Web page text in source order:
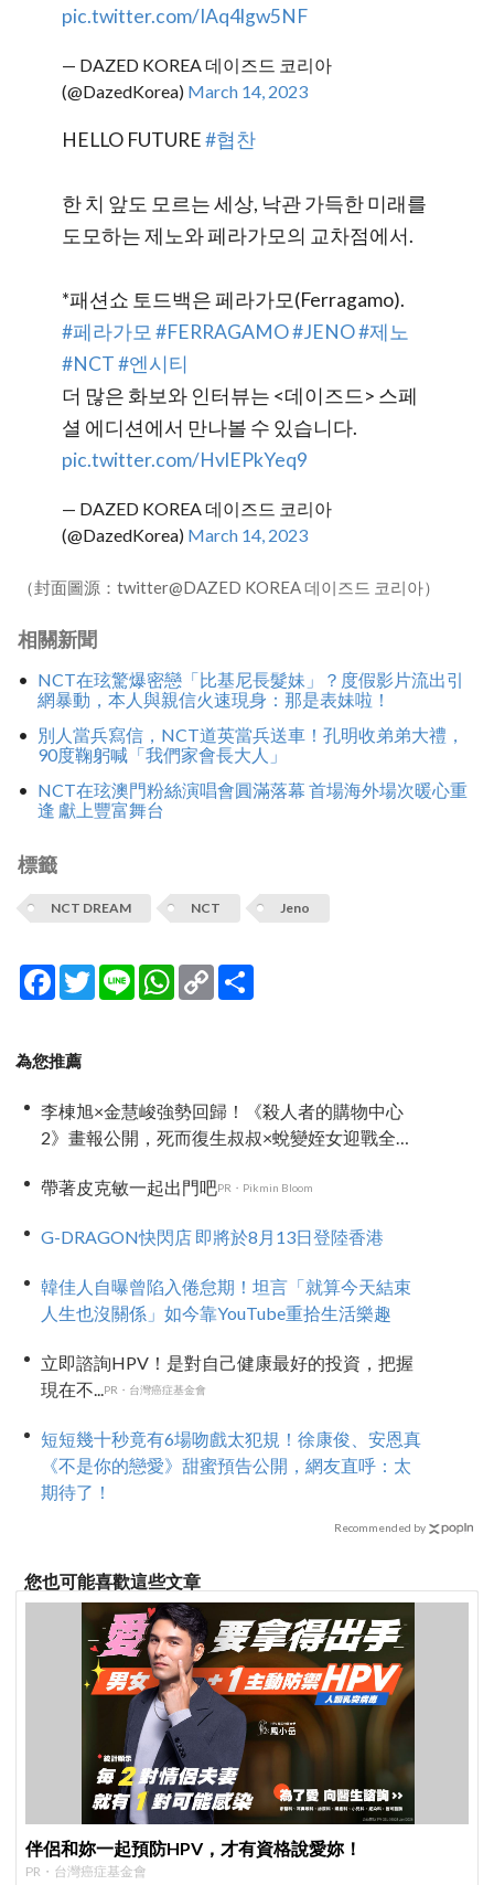
pic.twitter.com/IAq4lgw5NF
— DAZED KOREA 데이즈드 코리아
(@DazedKorea) March 14, 2023
HELLO FUTURE#협찬
한 치 앞도 모르는 세상, 낙관 가득한 미래를
도모하는 제노와 페라가모의 교차점에서.
*패션쇼 토드백은 페라가모(Ferragamo).
#페라가모#FERRAGAMO#JENO#제노
#NCT#엔시티
더 많은 화보와 인터뷰는 <데이즈드> 스페
셜 에디션에서 만나볼 수 있습니다.
pic.twitter.com/HvlEPkYeq9
— DAZED KOREA 데이즈드 코리아
(@DazedKorea) March 14, 2023
（封面圖源：twitter@DAZED KOREA 데이즈드 코리아）
相關新聞
NCT在玹驚爆密戀「比基尼長髮妹」？度假影片流出引
網暴動，本人與親信火速現身：那是表妹啦！
別人當兵寫信，NCT道英當兵送車！孔明收弟弟大禮，
90度鞠躬喊「我們家會長大人」
NCT在玹澳門粉絲演唱會圓滿落幕 首場海外場次暖心重
逢 獻上豐富舞台
標籤
NCT DREAM NCT Jeno
Facebook
TwitterLine WhatsApp
Copy
Link
為您推薦
李棟旭×金慧峻強勢回歸！《殺人者的購物中心
2》畫報公開，死而復生叔叔×蛻變姪女迎戰全新
帶著皮克敏一起出門吧PR・Pikmin Bloom
G-DRAGON快閃店 即將於8月13日登陸香港
韓佳人自曝曾陷入倦怠期！坦言「就算今天結束
人生也沒關係」如今靠YouTube重拾生活樂趣
立即諮詢HPV！是對自己健康最好的投資，把握
現在不...PR・台灣癌症基金會
短短幾十秒竟有6場吻戲太犯規！徐康俊、安恩真
《不是你的戀愛》甜蜜預告公開，網友直呼：太
期待了！
Recommended by
您也可能喜歡這些文章
伴侶和妳一起預防HPV，才有資格說愛妳！
PR・台灣癌症基金會